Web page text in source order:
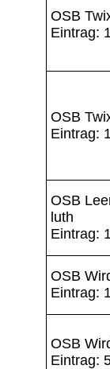
OSB
Eintrag:
OSB
Eintrag:
OSB
luth
Eintrag:
OSB
Eintrag:
OSB
Eintrag: